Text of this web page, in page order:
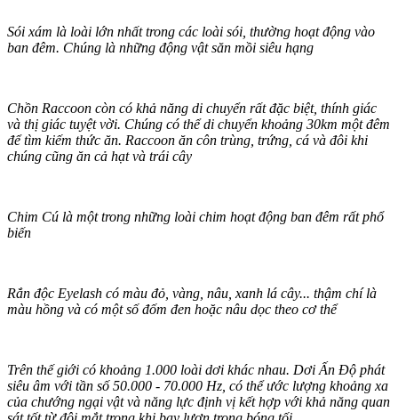
Sói xám là loài lớn nhất trong các loài sói, thường hoạt động vào
ban đêm. Chúng là những động vật săn mồi siêu hạng
Chồn Raccoon còn có khả năng di chuyển rất đặc biệt, thính giác
và thị giác tuyệt vời. Chúng có thể di chuyển khoảng 30km một đêm
để tìm kiếm thức ăn. Raccoon ăn côn trùng, trứng, cá và đôi khi
chúng cũng ăn cả hạt và trái cây
Chim Cú là một trong những loài chim hoạt động ban đêm rất phổ
biến
Rắn độc Eyelash có màu đỏ, vàng, nâu, xanh lá cây... thậm chí là
màu hồng và có một số đốm đen hoặc nâu dọc theo c‌ơ th‌ể
Trên thế giới có khoảng 1.000 loài dơi khác nhau. Dơi Ấn Độ phát
siêu âm với tần số 50.000 - 70.000 Hz, có thể ước lượng khoảng xa
của chướng ngại vật và năng lực định vị kết hợp với khả năng quan